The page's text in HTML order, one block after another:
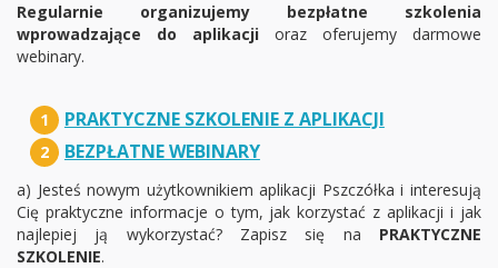
Regularnie organizujemy bezpłatne szkolenia
wprowadzające do aplikacji oraz oferujemy darmowe
webinary.
1 PRAKTYCZNE SZKOLENIE Z APLIKACJI
2 BEZPŁATNE WEBINARY
a) Jesteś nowym użytkownikiem aplikacji Pszczółka i interesują
Cię praktyczne informacje o tym, jak korzystać z aplikacji i jak
najlepiej ją wykorzystać? Zapisz się na PRAKTYCZNE
SZKOLENIE.